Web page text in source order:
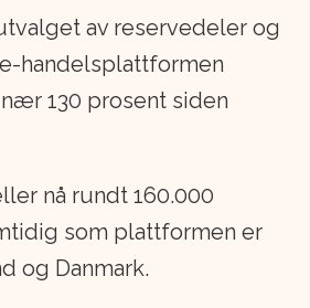
av reservedeler og
handelsplattformen
130 prosent siden
nå rundt 160.000
som plattformen er
og Danmark.